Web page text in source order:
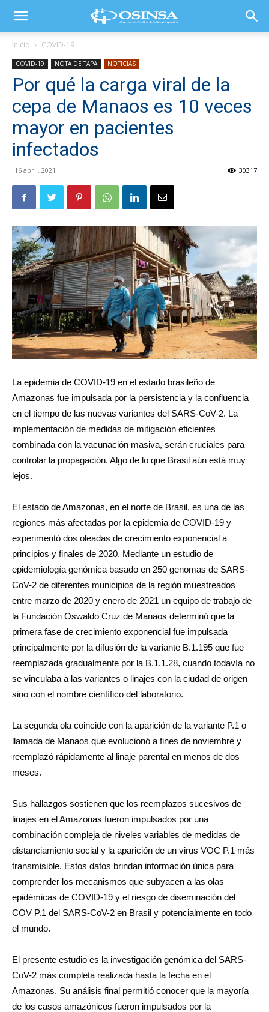
Inicio COVID-19
COVID-19 NOTA DE TAPA NOTICIAS
Por qué la carga viral de la
cepa de Manaos es 10 veces
mayor en pacientes
infectados
16 abril, 2021 30317
La epidemia de COVID-19 en el estado brasileño de
Amazonas fue impulsada por la persistencia y la confluencia
en el tiempo de las nuevas variantes del SARS-CoV-2. La
implementación de medidas de mitigación eficientes
combinada con la vacunación masiva, serán cruciales para
controlar la propagación. Algo de lo que Brasil aún está muy
lejos.
El estado de Amazonas, en el norte de Brasil, es una de las
regiones más afectadas por la epidemia de COVID-19 y
experimentó dos oleadas de crecimiento exponencial a
principios y finales de 2020. Mediante un estudio de
epidemiología genómica basado en 250 genomas de SARS-
CoV-2 de diferentes municipios de la región muestreados
entre marzo de 2020 y enero de 2021 un equipo de trabajo de
la Fundación Oswaldo Cruz de Manaos determinó que la
primera fase de crecimiento exponencial fue impulsada
principalmente por la difusión de la variante B.1.195 que fue
reemplazada gradualmente por la B.1.1.28, cuando todavía no
se vinculaba a las variantes o linajes con la ciudad de origen
sino con el nombre científico del laboratorio.
La segunda ola coincide con la aparición de la variante P.1 o
llamada de Manaos que evolucionó a fines de noviembre y
reemplazó rápidamente al linaje parental en menos de dos
meses.
Sus hallazgos sostienen que los reemplazos sucesivos de
linajes en el Amazonas fueron impulsados por una
combinación compleja de niveles variables de medidas de
distanciamiento social y la aparición de un virus VOC P.1 más
transmisible. Estos datos brindan información única para
comprender los mecanismos que subyacen a las olas
epidémicas de COVID-19 y el riesgo de diseminación del
COV P.1 del SARS-CoV-2 en Brasil y potencialmente en todo
el mundo.
El presente estudio es la investigación genómica del SARS-
CoV-2 más completa realizada hasta la fecha en el
Amazonas. Su análisis final permitió conocer que la mayoría
de los casos amazónicos fueron impulsados por la